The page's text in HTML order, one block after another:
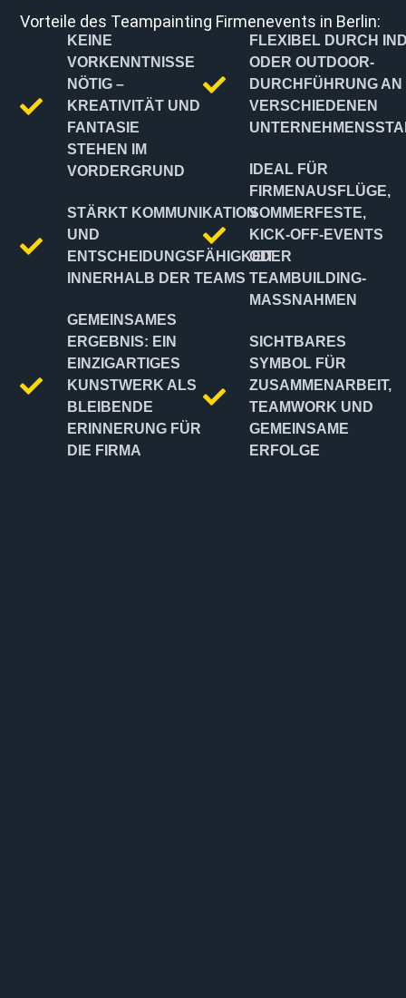
Vorteile des Teampainting Firmenevents in Berlin:
KEINE
VORKENNTNISSE
NÖTIG –
KREATIVITÄT UND
FANTASIE
STEHEN IM
VORDERGRUND
STÄRKT KOMMUNIKATION
UND
ENTSCHEIDUNGSFÄHIGKEIT
INNERHALB DER TEAMS
GEMEINSAMES
ERGEBNIS: EIN
EINZIGARTIGES
KUNSTWERK ALS
BLEIBENDE
ERINNERUNG FÜR
DIE FIRMA
FLEXIBEL DURCH
ODER OUTDOOR-
DURCHFÜHRUNG AN
VERSCHIEDENEN
IDEAL FÜR
FIRMENAUSFLÜGE,
SOMMERFESTE,
KICK-OFF-EVENTS
ODER
TEAMBUILDING-
MASSNAHMEN
SICHTBARES
SYMBOL FÜR
ZUSAMMENARBEIT,
TEAMWORK UND
GEMEINSAME
ERFOLGE